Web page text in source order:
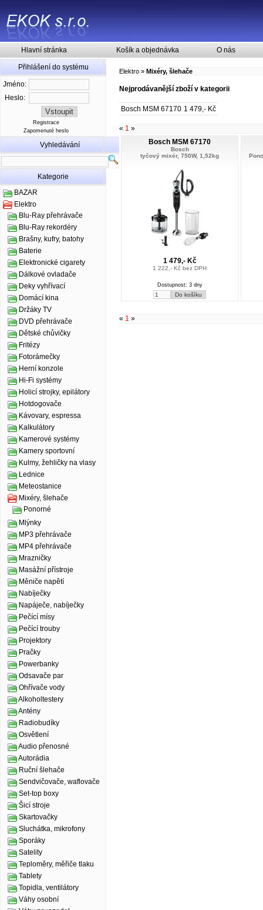
Hlavní stránka Košík a objednávka O nás
Přihlášení do systému
Jméno:
Heslo:
Registrace
Zapomenuté heslo
Vyhledávání
Kategorie
BAZAR
Elektro
Blu-Ray přehrávače
Blu-Ray rekordéry
Brašny, kufry, batohy
Baterie
Elektronické cigarety
Dálkové ovladače
Deky vyhřívací
Domácí kina
Držáky TV
DVD přehrávače
Dětské chůvičky
Fritézy
Fotorámečky
Herní konzole
Hi-Fi systémy
Holicí strojky, epilátory
Hotdogovače
Kávovary, espressa
Kalkulátory
Kamerové systémy
Kamery sportovní
Kulmy, žehličky na vlasy
Lednice
Meteostanice
Mixéry, šlehače
Ponorné
Mlýnky
MP3 přehrávače
MP4 přehrávače
Mrazničky
Masážní přístroje
Měniče napětí
Nabíječky
Napáječe, nabíječky
Pečící mísy
Pečící trouby
Projektory
Pračky
Powerbanky
Odsavače par
Ohřívače vody
Alkoholtestery
Antény
Radiobudíky
Osvětlení
Audio přenosné
Autorádia
Ruční šlehače
Sendvičovače, waflovače
Set-top boxy
Šicí stroje
Skartovačky
Sluchátka, mikrofony
Sporáky
Satelity
Teploměry, měřiče tlaku
Tablety
Topidla, ventilátory
Váhy osobní
Elektro » Mixéry, šlehače
Nejprodávanější zboží v kategorii
Bosch MSM 67170 1 479,- Kč
« 1 »
Bosch MSM 67170
Bosch
tyčový mixér, 750W, 1,52kg
1 479,- Kč
1 222,- Kč bez DPH
Dostupnost: 3 dny
« 1 »